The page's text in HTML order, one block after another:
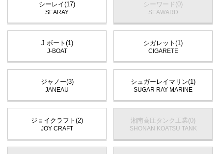
シーレイ(17)
SEARAY
シーワード(0)
SEAWARD
J ボート(1)
J-BOAT
シガレット(1)
CIGARETE
ジャノー(3)
JANEAU
シュガーレイマリン(1)
SUGAR RAY MARINE
ジョイクラフト(2)
JOY CRAFT
湘南高圧タンク工業(0)
SHONAN KOATSU TANK